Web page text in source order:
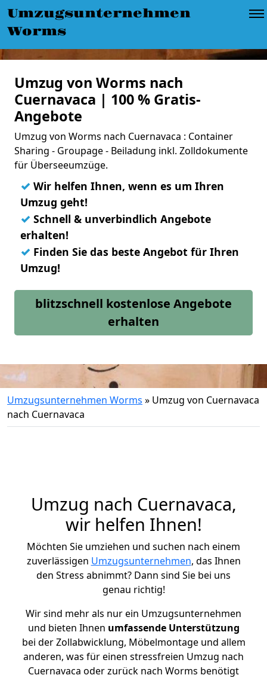
Umzugsunternehmen
Worms
Umzug von Worms nach
Cuernavaca | 100 % Gratis-
Angebote
Umzug von Worms nach Cuernavaca : Container
Sharing - Groupage - Beiladung inkl. Zolldokumente
für Überseeumzüge.
✓ Wir helfen Ihnen, wenn es um Ihren
Umzug geht!
✓ Schnell & unverbindlich Angebote
erhalten!
✓ Finden Sie das beste Angebot für Ihren
Umzug!
blitzschnell kostenlose Angebote
erhalten
Umzugsunternehmen Worms » Umzug von Cuernavaca
nach Cuernavaca
Umzug nach Cuernavaca,
wir helfen Ihnen!
Möchten Sie umziehen und suchen nach einem
zuverlässigen Umzugsunternehmen, das Ihnen
den Stress abnimmt? Dann sind Sie bei uns
genau richtig!
Wir sind mehr als nur ein Umzugsunternehmen
und bieten Ihnen umfassende Unterstützung
bei der Zollabwicklung, Möbelmontage und allem
anderen, was für einen stressfreien Umzug nach
Cuernavaca oder zurück nach Worms benötigt